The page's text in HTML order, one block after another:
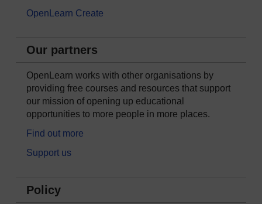
OpenLearn Create
Our partners
OpenLearn works with other organisations by
providing free courses and resources that support
our mission of opening up educational
opportunities to more people in more places.
Find out more
Support us
Policy